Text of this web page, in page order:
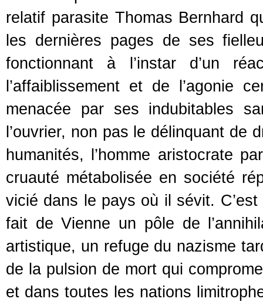
relatif parasite Thomas Bernhard
les dernières pages de ses
fonctionnant à l’instar d’un
l’affaiblissement et de l’agonie
menacée par ses indubitables
l’ouvrier, non pas le délinquant de
humanités, l’homme aristocrate
cruauté métabolisée en société
vicié dans le pays où il sévit.
fait de Vienne un pôle de
artistique, un refuge du nazisme
de la pulsion de mort qui
et dans toutes les nations